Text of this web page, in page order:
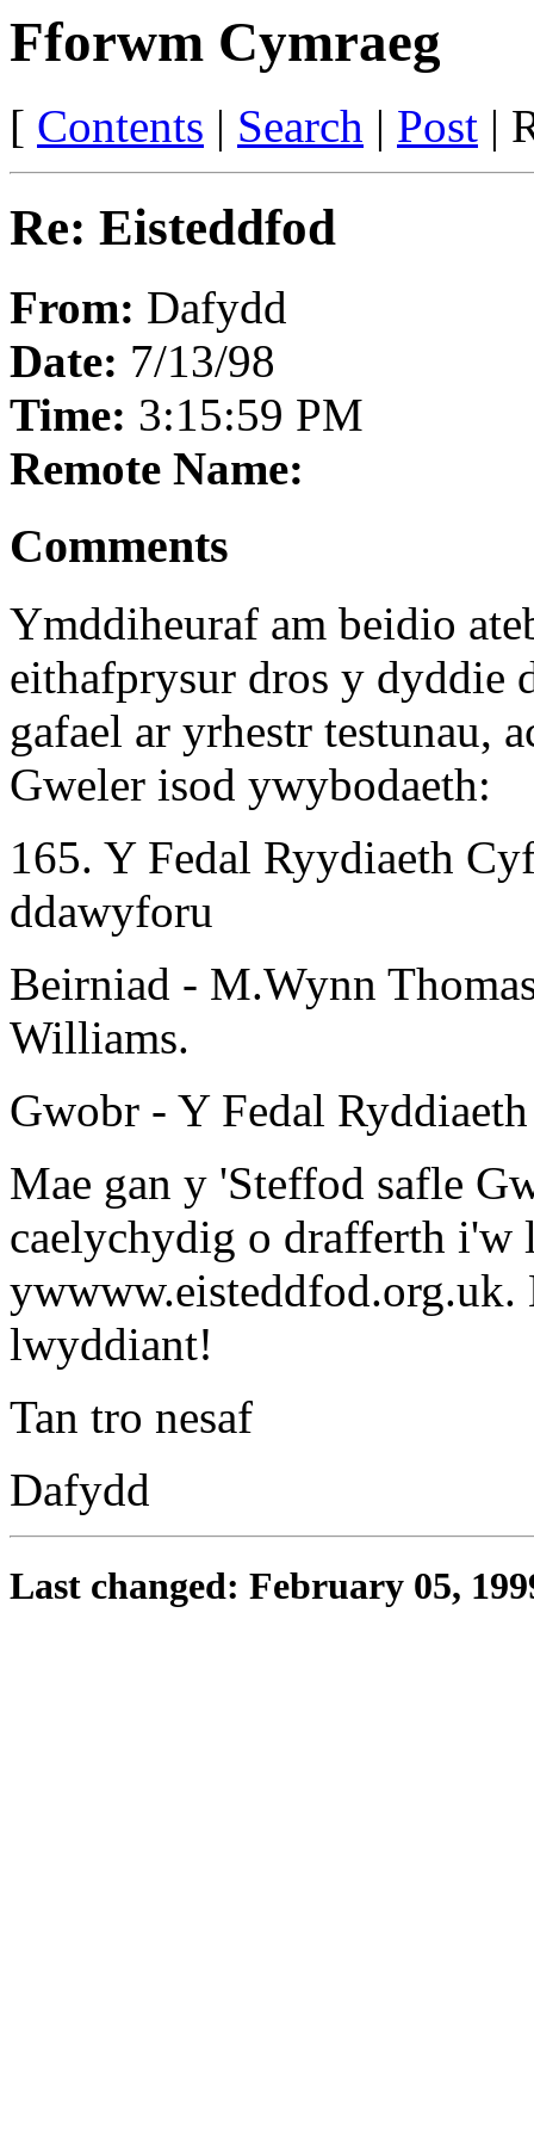
Fforwm Cymraeg
[ Contents | Search | Post |
Re: Eisteddfod
From: Dafydd
Date: 7/13/98
Time: 3:15:59 PM
Remote Name:
Comments
Ymddiheuraf am beidio
eithafprysur dros y
gafael ar yrhestr testunau,
Gweler isod ywybodaeth:
165. Y Fedal Ryydiaeth
ddawyforu
Beirniad - M.Wynn
Williams.
Gwobr - Y Fedal
Mae gan y 'Steffod safle
caelychydig o drafferth
lwyddiant!
Tan tro nesaf
Dafydd
Last changed: February 05,